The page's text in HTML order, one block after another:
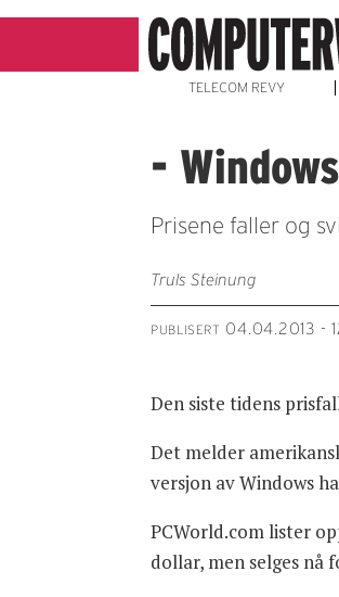
TELECOM REVY
-
Prisene faller og
Truls Steinung
PUBLISERT 04.04.2013 -
Den siste tidens
Det melder
versjon av Windows
PCWorld.com lister
dollar, men selges nå